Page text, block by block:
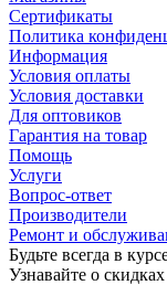
Сертификаты
Политика
Информация
Условия оплаты
Условия доставки
Для оптовиков
Гарантия на товар
Помощь
Услуги
Вопрос-ответ
Производители
Ремонт и
Будьте всегда в
Узнавайте о